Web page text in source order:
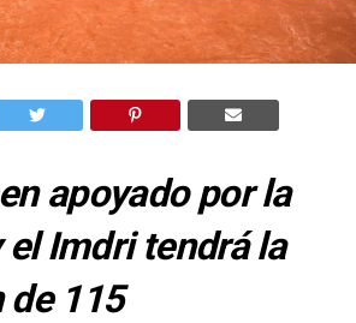
apoyado por la
Imdri tendrá la
115